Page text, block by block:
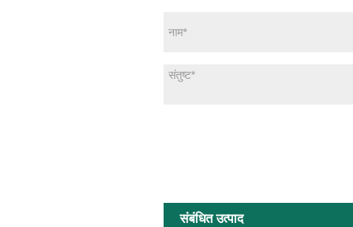
संबंधित उत्पाद